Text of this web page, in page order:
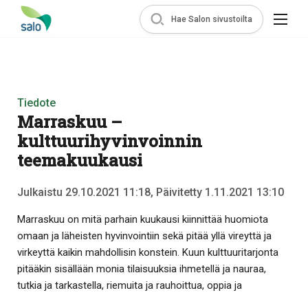
Hae Salon sivustoilta
Tiedote
Marraskuu –
kulttuurihyvinvoinnin
teemakuukausi
Julkaistu 29.10.2021 11:18, Päivitetty 1.11.2021 13:10
Marraskuu on mitä parhain kuukausi kiinnittää huomiota
omaan ja läheisten hyvinvointiin sekä pitää yllä vireyttä ja
virkeyttä kaikin mahdollisin konstein. Kuun kulttuuritarjonta
pitääkin sisällään monia tilaisuuksia ihmetellä ja nauraa,
tutkia ja tarkastella, riemuita ja rauhoittua, oppia ja